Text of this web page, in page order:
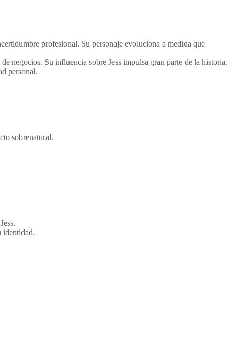
profesional. Su personaje evoluciona a medida que
negocios. Su influencia sobre Jess impulsa gran parte de la historia.
personal.
sobrenatural.
identidad.